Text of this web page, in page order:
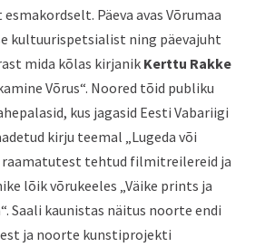
Päeva avas Võrumaa
kultuurispetsialist ning päevajuht
mida kõlas kirjanik Kerttu Rakke
Võrus“. Noored tõid publiku
kus jagasid Eesti Vabariigi
kirju teemal „Lugeda või
raamatutest tehtud filmitreilereid ja
lõik võrukeeles „Väike prints ja
Saali kaunistas näitus noorte endi
ja noorte kunstiprojekti